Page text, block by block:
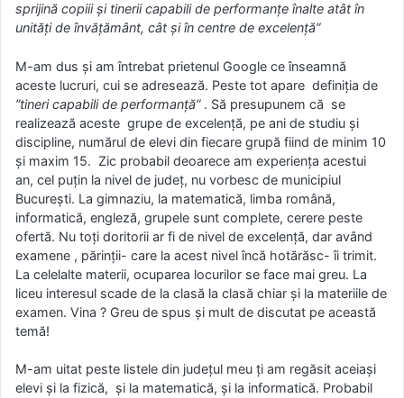
sprijină copiii și tinerii capabili de performanțe înalte atât în
unități de învățământ, cât și în centre de excelență”
M-am dus și am întrebat prietenul Google ce înseamnă
aceste lucruri, cui se adresează. Peste tot apare definiția de
”tineri capabili de performanță” . Să presupunem că se
realizează aceste grupe de excelență, pe ani de studiu și
discipline, numărul de elevi din fiecare grupă fiind de minim 10
și maxim 15. Zic probabil deoarece am experiența acestui
an, cel puțin la nivel de județ, nu vorbesc de municipiul
București. La gimnaziu, la matematică, limba română,
informatică, engleză, grupele sunt complete, cerere peste
ofertă. Nu toți doritorii ar fi de nivel de excelență, dar având
examene , părinții- care la acest nivel încă hotărăsc- îi trimit.
La celelalte materii, ocuparea locurilor se face mai greu. La
liceu interesul scade de la clasă la clasă chiar și la materiile de
examen. Vina ? Greu de spus și mult de discutat pe această
temă!
M-am uitat peste listele din județul meu ți am regăsit aceiași
elevi și la fizică, și la matematică, și la informatică. Probabil